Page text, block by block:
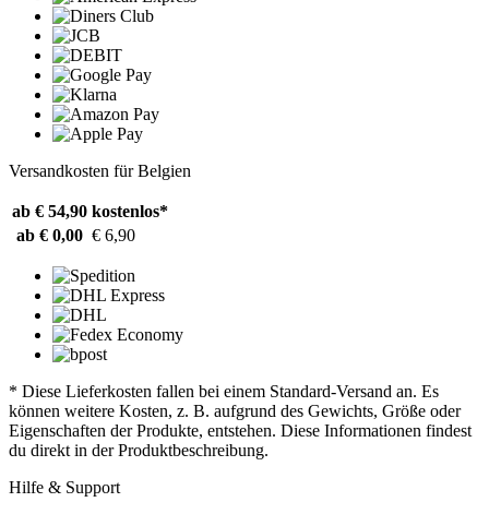
Versandkosten für Belgien
ab € 54,90 kostenlos*
ab € 0,00 € 6,90
* Diese Lieferkosten fallen bei einem Standard-Versand an. Es
können weitere Kosten, z. B. aufgrund des Gewichts, Größe oder
Eigenschaften der Produkte, entstehen. Diese Informationen findest
du direkt in der Produktbeschreibung.
Hilfe & Support